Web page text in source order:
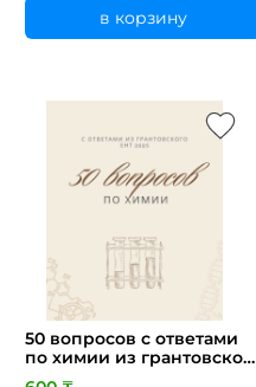
в корзину
50 вопросов с ответами
по химии из грантовского
ЕНТ 2025